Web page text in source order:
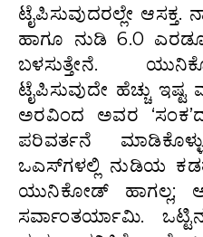
ಟೈಪಿಸುವುದರಲ್ಲೇ
ಹಾಗೂ ನುಡಿ 6.0 ಎರಡೂ
ಬಳಸುತ್ತೇನೆ.
ಟೈಪಿಸುವುದೇ ಹೆಚ್ಚು ಇಷ್ಟ
ಅರವಿಂದ ಅವರ
ಪರಿವರ್ತನೆ
ಒಎಸ್‌ಗಳಲ್ಲಿ ನುಡಿಯ
ಯುನಿಕೋಡ್ ಹಾಗಲ್ಲ;
ಸರ್ವಾಂತರ್ಯಾಮಿ.